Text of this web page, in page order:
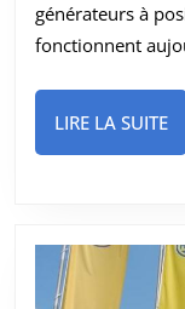
pour
et
générateurs à
fonctionnent
LIRE LA SUITE